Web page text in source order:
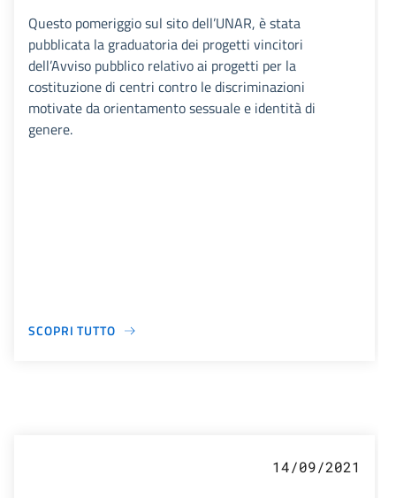
Questo pomeriggio sul sito dell’UNAR, è stata
pubblicata la graduatoria dei progetti vincitori
dell’Avviso pubblico relativo ai progetti per la
costituzione di centri contro le discriminazioni
motivate da orientamento sessuale e identità di
genere.
SCOPRI TUTTO
14/09/2021